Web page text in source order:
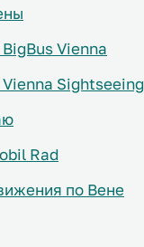
Vienna
Sightseeing
Rad
по Вене